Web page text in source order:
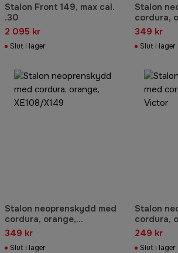
Stalon Front 149, max cal.
.30
2 095 kr
Slut i lager
Stalon
cordura,
X108/
349 kr
Slut i lager
Stalon neoprenskydd med
cordura, orange,
XE108/X149
349 kr
Slut i lager
Stalon
cordura,
249 kr
Slut i lager